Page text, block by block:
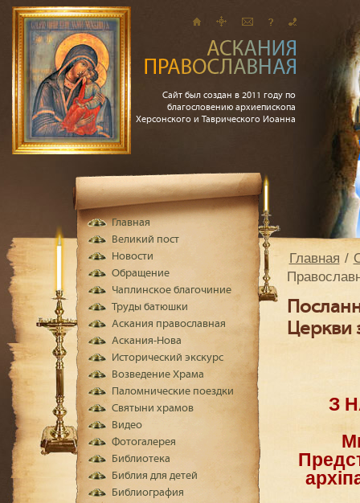
Сайт был создан в 2011 году по
благословению архиепископа
Херсонского и Таврического Иоанна
Главная
Церкви
З
Главная
Великий пост
Новости
Обращение
Чаплинское благочиние
Труды батюшки
Аскания православная
Аскания-Нова
Исторический экскурс
Возведение Храма
Паломнические поездки
Святыни храмов
Видео
Фотогалерея
Библиотека
Библия для детей
Библиография